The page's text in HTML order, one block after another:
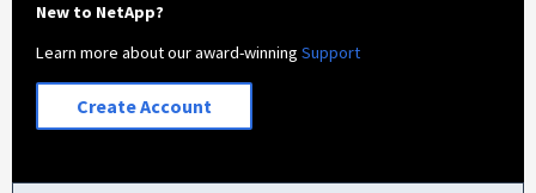
New to NetApp?
Learn more about our award-winningSupport
Create Account